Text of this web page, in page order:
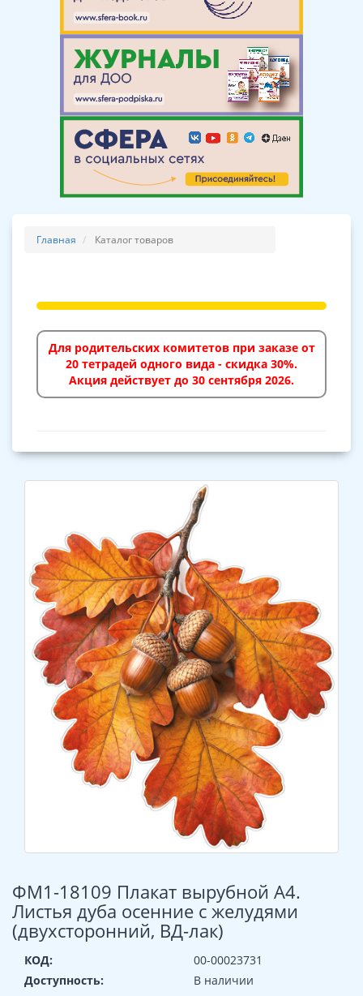
Главная Каталог товаров
Для родительских комитетов при заказе от
20 тетрадей одного вида - скидка 30%.
Акция действует до 30 сентября 2026.
ФМ1-18109 Плакат вырубной А4.
Листья дуба осенние с желудями
(двухсторонний, ВД-лак)
КОД:
00-00023731
Доступность:
В наличии